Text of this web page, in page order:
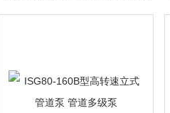
速立式管道泵 管道多级泵